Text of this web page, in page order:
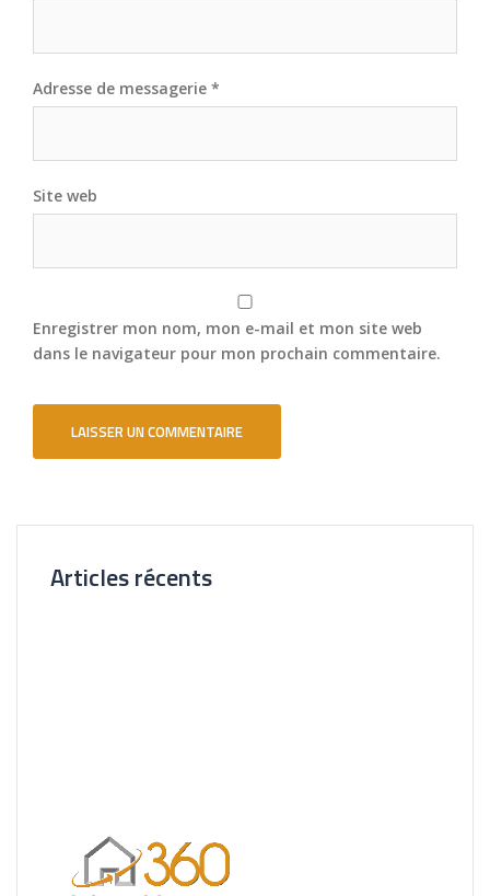
Adresse de messagerie *
Site web
Enregistrer mon nom, mon e-mail et mon site web
dans le navigateur pour mon prochain commentaire.
Articles récents